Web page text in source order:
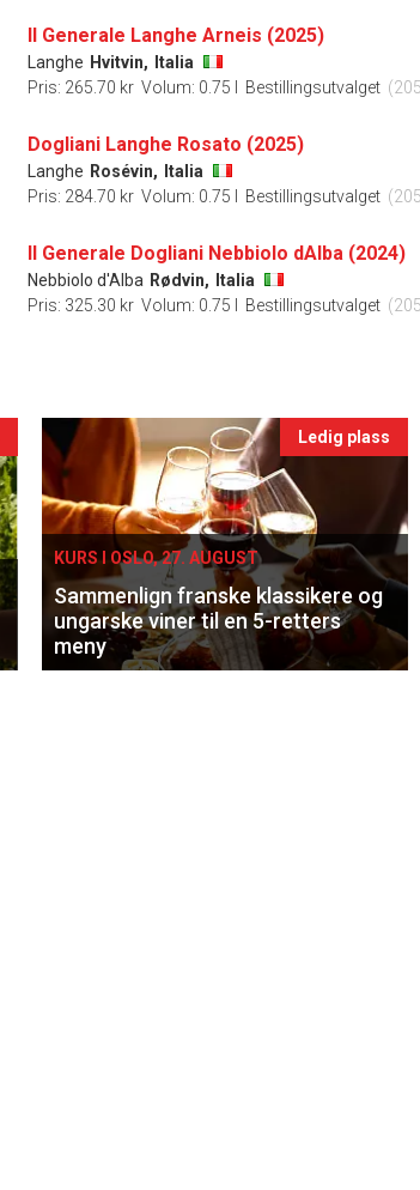
Il Generale Langhe Arneis (2025)
Langhe Hvitvin,
Italia
Pris: 265.70 kr Volum: 0.75 l Bestillingsutvalget
Dogliani Langhe Rosato (2025)
Langhe Rosévin,
Italia
Pris: 284.70 kr Volum: 0.75 l Bestillingsutvalget
Il Generale Dogliani Nebbiolo dAlba (2024)
Nebbiolo d'Alba Rødvin,
Italia
Pris: 325.30 kr Volum: 0.75 l Bestillingsutvalget
Ledig plass
KURS I OSLO, 27. AUGUST
Sammenlign franske klassikere og
ungarske viner til en 5-retters
meny